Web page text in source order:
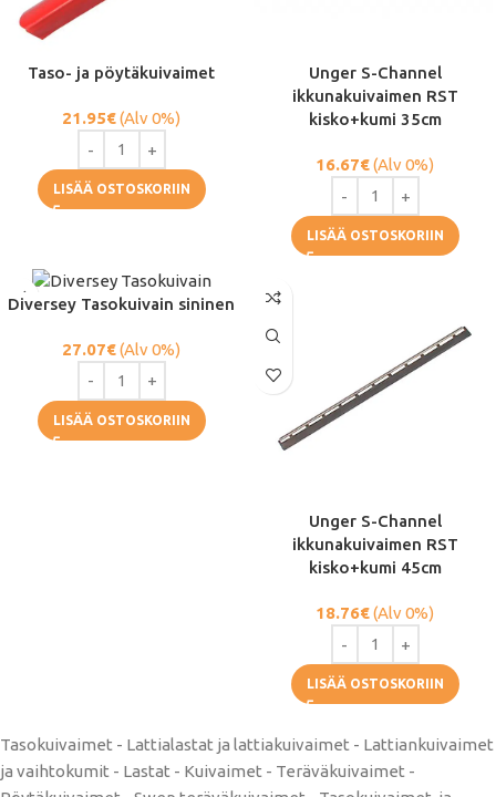
Taso- ja pöytäkuivaimet
21.95€(Alv 0%)
LISÄÄ OSTOSKORIIN
Unger S-Channel
ikkunakuivaimen RST
kisko+kumi 35cm
16.67€(Alv 0%)
LISÄÄ OSTOSKORIIN
Diversey Tasokuivain sininen
27.07€(Alv 0%)
LISÄÄ OSTOSKORIIN
Unger S-Channel
ikkunakuivaimen RST
kisko+kumi 45cm
18.76€(Alv 0%)
LISÄÄ OSTOSKORIIN
Tasokuivaimet - Lattialastat ja lattiakuivaimet - Lattiankuivaimet
ja vaihtokumit - Lastat - Kuivaimet - Teräväkuivaimet -